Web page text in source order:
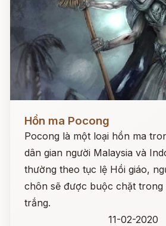
Đọc ngay
Hồn ma Pocong
Pocong là một loại hồn ma
dân gian người Malaysia và
thường theo tục lệ Hồi giáo,
chôn sẽ được buộc chặt trong
trắng.
11-02-2020